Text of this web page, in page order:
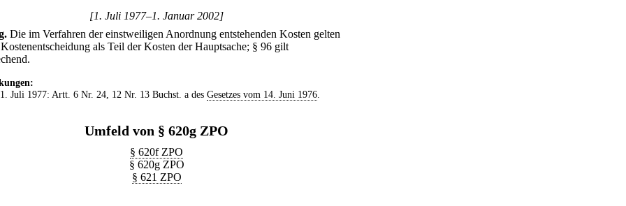
[1. Juli 1977–1. Januar 2002]
. Die im Verfahren der einstweiligen Anordnung entstehenden Kosten gelten
als Teil der Kosten der Hauptsache; § 96 gilt
Juli 1977: Artt. 6 Nr. 24, 12 Nr. 13 Buchst. a des Gesetzes vom 14. Juni 1976.
Umfeld von § 620g ZPO
§ 620f ZPO
§ 620g ZPO
§ 621 ZPO